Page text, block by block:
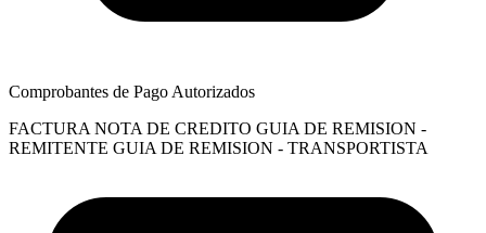
Comprobantes de Pago Autorizados
FACTURA NOTA DE CREDITO GUIA DE REMISION -
REMITENTE GUIA DE REMISION - TRANSPORTISTA